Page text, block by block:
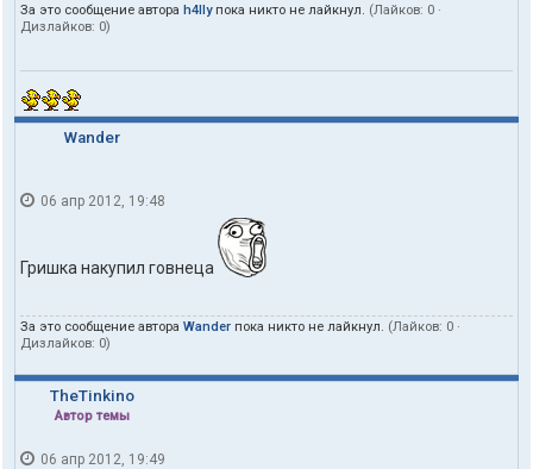
За это сообщение автора h4llyпока никто не лайкнул. (Лайков: 0 ·
Дизлайков: 0)
Wander
06 апр 2012, 19:48
Гришка накупил говнеца
За это сообщение автора Wander пока никто не лайкнул. (Лайков: 0 ·
Дизлайков: 0)
TheTinkino
Автор темы
06 апр 2012, 19:49